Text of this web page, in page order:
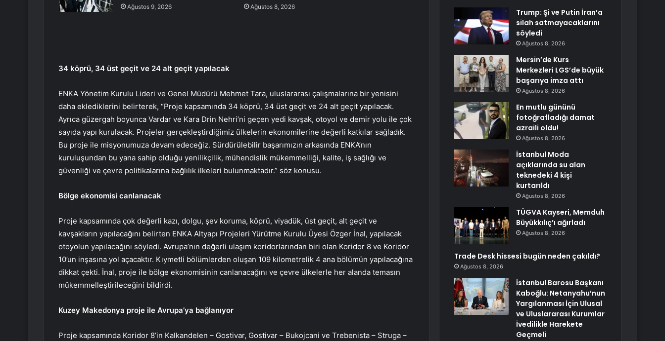
Ağustos 9, 2026 Ağustos 8, 2026
34 köprü, 34 üst geçit ve 24 alt geçit yapılacak
ENKA Yönetim Kurulu Lideri ve Genel Müdürü Mehmet Tara, uluslararası çalışmalarına bir yenisini
daha eklediklerini belirterek, “Proje kapsamında 34 köprü, 34 üst geçit ve 24 alt geçit yapılacak.
Ayrıca güzergah boyunca Vardar ve Kara Drin Nehri’ni geçen yedi kavşak, otoyol ve demir yolu ile çok
sayıda yapı kurulacak. Projeler gerçekleştirdiğimiz ülkelerin ekonomilerine değerli katkılar sağladık.
Bu proje ile misyonumuza devam edeceğiz. Sürdürülebilir başarımızın arkasında ENKA’nın
kuruluşundan bu yana sahip olduğu yenilikçilik, mühendislik mükemmelliği, kalite, iş sağlığı ve
güvenliği ve çevre politikalarına bağlılık ilkeleri bulunmaktadır.” söz konusu.
Bölge ekonomisi canlanacak
Proje kapsamında çok değerli kazı, dolgu, şev koruma, köprü, viyadük, üst geçit, alt geçit ve
kavşakların yapılacağını belirten ENKA Altyapı Projeleri Yürütme Kurulu Üyesi Özger İnal, yapılacak
otoyolun yapılacağını söyledi. Avrupa’nın değerli ulaşım koridorlarından biri olan Koridor 8 ve Koridor
10’un inşasına yol açacaktır. Kıymetli bölümlerden oluşan 109 kilometrelik 4 ana bölümün yapılacağına
dikkat çekti. İnal, proje ile bölge ekonomisinin canlanacağını ve çevre ülkelerle her alanda temasın
mükemmelleştirileceğini bildirdi.
Kuzey Makedonya proje ile Avrupa’ya bağlanıyor
Proje kapsamında Koridor 8’in Kalkandelen – Gostivar, Gostivar – Bukojcani ve Trebenista – Struga –
Trump: Şi ve Putin İran’a
silah satmayacaklarını
söyledi
Ağustos 8, 2026
Mersin’de Kurs
Merkezleri LGS’de büyük
başarıya imza attı
Ağustos 8, 2026
En mutlu gününü
fotoğrafladığı damat
azraili oldu!
Ağustos 8, 2026
İstanbul Moda
açıklarında su alan
teknedeki 4 kişi
kurtarıldı
Ağustos 8, 2026
TÜGVA Kayseri, Memduh
Büyükkılıç’ı ağırladı
Ağustos 8, 2026
Trade Desk hissesi bugün neden çakıldı?
Ağustos 8, 2026
İstanbul Barosu Başkanı
Kaboğlu: Netanyahu’nun
Yargılanması İçin Ulusal
ve Uluslararası Kurumlar
İvedilikle Harekete
Geçmeli